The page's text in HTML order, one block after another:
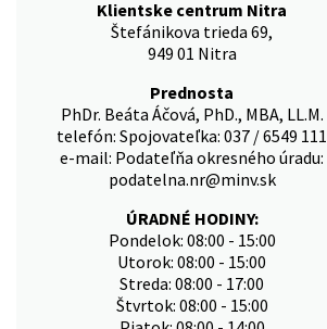
Klientske centrum Nitra
Štefánikova trieda 69,
949 01 Nitra
Prednosta
PhDr. Beáta Áčová, PhD., MBA, LL.M.
telefón: Spojovateľka: 037 / 6549 111
e-mail: Podateľňa okresného úradu:
podatelna.nr@minv.sk
ÚRADNÉ HODINY:
Pondelok: 08:00 - 15:00
Utorok: 08:00 - 15:00
Streda: 08:00 - 17:00
Štvrtok: 08:00 - 15:00